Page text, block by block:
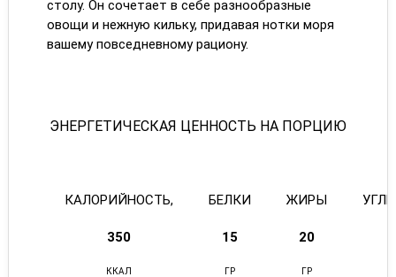
столу. Он сочетает в себе разнообразные
овощи и нежную кильку, придавая нотки моря
вашему повседневному рациону.
ЭНЕРГЕТИЧЕСКАЯ ЦЕННОСТЬ НА ПОРЦИЮ
КАЛОРИЙНОСТЬ, БЕЛКИ ЖИРЫ
350 15 20
ККАЛ ГР ГР